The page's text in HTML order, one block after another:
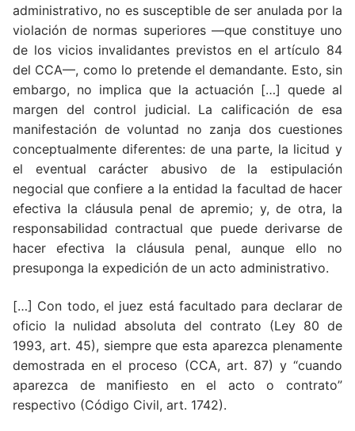
administrativo, no es susceptible de ser anulada por la
violación de normas superiores —que constituye uno
de los vicios invalidantes previstos en el artículo 84
del CCA—, como lo pretende el demandante. Esto, sin
embargo, no implica que la actuación […] quede al
margen del control judicial. La calificación de esa
manifestación de voluntad no zanja dos cuestiones
conceptualmente diferentes: de una parte, la licitud y
el eventual carácter abusivo de la estipulación
negocial que confiere a la entidad la facultad de hacer
efectiva la cláusula penal de apremio; y, de otra, la
responsabilidad contractual que puede derivarse de
hacer efectiva la cláusula penal, aunque ello no
presuponga la expedición de un acto administrativo.
[…] Con todo, el juez está facultado para declarar de
oficio la nulidad absoluta del contrato (Ley 80 de
1993, art. 45), siempre que esta aparezca plenamente
demostrada en el proceso (CCA, art. 87) y “cuando
aparezca de manifiesto en el acto o contrato”
respectivo (Código Civil, art. 1742).